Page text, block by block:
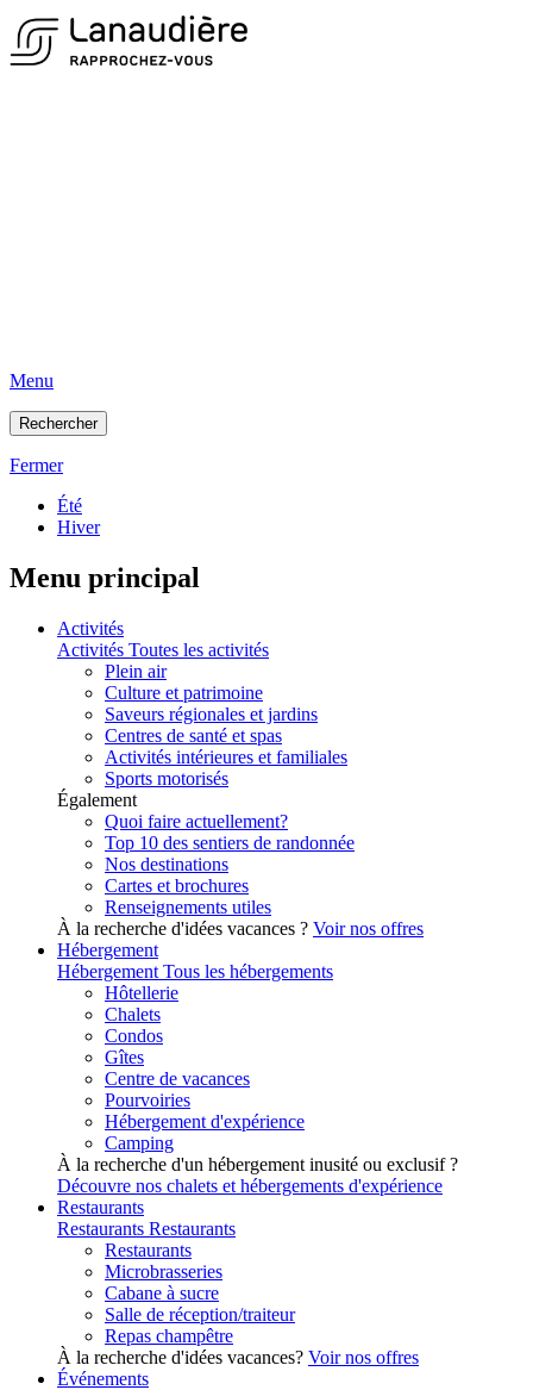
Menu
Rechercher
Fermer
Été
Hiver
Menu principal
Activités
Activités Toutes les activités
Plein air
Culture et patrimoine
Saveurs régionales et jardins
Centres de santé et spas
Activités intérieures et familiales
Sports motorisés
Également
Quoi faire actuellement?
Top 10 des sentiers de randonnée
Nos destinations
Cartes et brochures
Renseignements utiles
À la recherche d'idées vacances ? Voir nos offres
Hébergement
Hébergement Tous les hébergements
Hôtellerie
Chalets
Condos
Gîtes
Centre de vacances
Pourvoiries
Hébergement d'expérience
Camping
À la recherche d'un hébergement inusité ou exclusif ?
Découvre nos chalets et hébergements d'expérience
Restaurants
Restaurants Restaurants
Restaurants
Microbrasseries
Cabane à sucre
Salle de réception/traiteur
Repas champêtre
À la recherche d'idées vacances? Voir nos offres
Événements